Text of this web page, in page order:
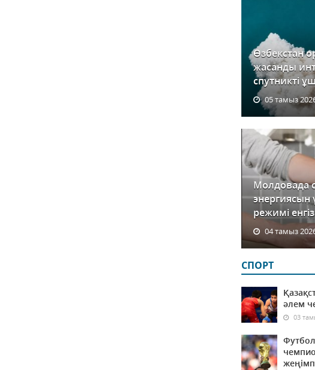
Өзбекстан
жасанды
спутникті
05 тамыз
Молдовада
энергиясын
режимі
04 тамыз
СПОРТ
әлем
03